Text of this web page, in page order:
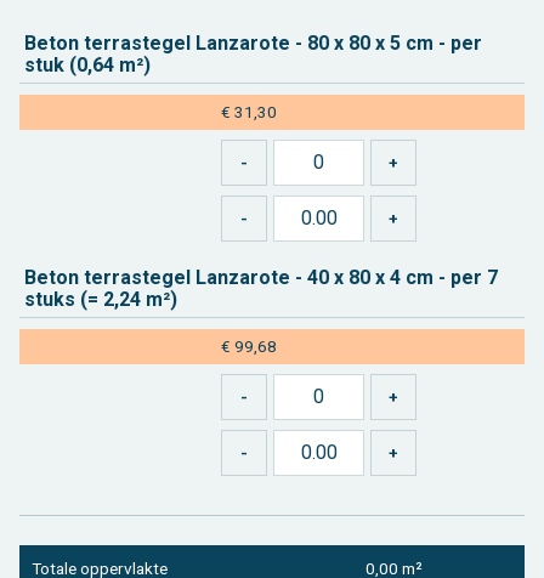
Beton ter­ras­te­gel Lan­za­ro­te - 80 x 80 x 5 cm - per
stuk (0,64 m²)
€ 31,30
Beton ter­ras­te­gel Lan­za­ro­te - 40 x 80 x 4 cm - per 7
stuks (= 2,24 m²)
€ 99,68
To­ta­le op­per­vlak­te 0,00 m²